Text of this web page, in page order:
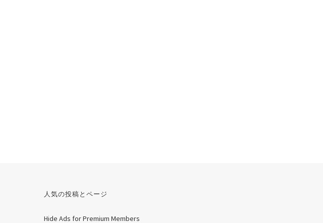
人気の投稿とページ
Hide Ads for Premium Members